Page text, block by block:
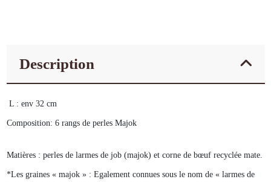
Description
L : env 32 cm
Composition: 6 rangs de perles Majok
Matières : perles de larmes de job (majok) et corne de bœuf recyclée mate.
*Les graines « majok » : Egalement connues sous le nom de « larmes de